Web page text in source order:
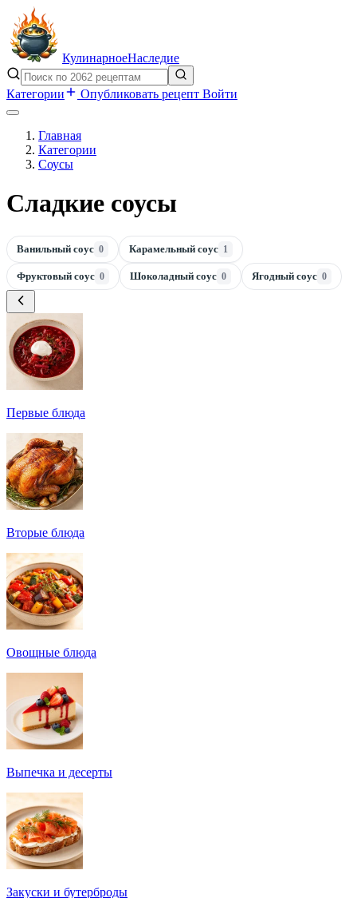
КулинарноеНаследие
Категории Опубликовать рецепт Войти
Главная
Категории
Соусы
Сладкие соусы
Ванильный соус 0 Карамельный соус 1
Фруктовый соус 0 Шоколадный соус 0 Ягодный соус 0
Первые блюда
Вторые блюда
Овощные блюда
Выпечка и десерты
Закуски и бутерброды